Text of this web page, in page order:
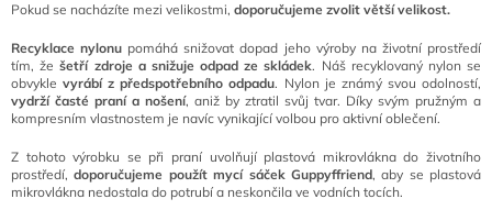
Pokud se nacházíte mezi velikostmi, doporučujeme zvolit větší velikost.
Recyklace nylonu pomáhá snižovat dopad jeho výroby na životní prostředí
tím, žešetří zdroje a snižuje odpad ze skládek. Náš recyklovaný nylon se
obvykle vyrábí z předspotřebního odpadu. Nylon je známý svou odolností,
vydrží časté praní a nošení, aniž by ztratil svůj tvar. Díky svým pružným a
kompresním vlastnostem je navíc vynikající volbou pro aktivní oblečení.
Z tohoto výrobku se při praní uvolňují plastová mikrovlákna do životního
prostředí,doporučujeme použít mycí sáček Guppyffriend, aby se plastová
mikrovlákna nedostala do potrubí a neskončila ve vodních tocích.